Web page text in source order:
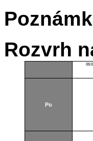
Rozvrh
Po